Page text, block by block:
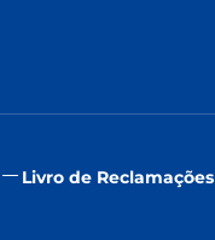
Livro de Reclamações